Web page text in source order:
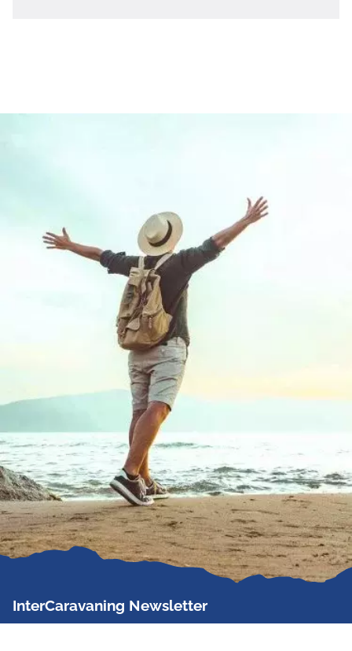
InterCaravaning Newsletter